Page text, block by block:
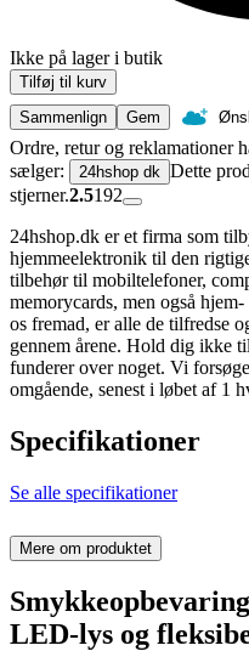
Ikke på lager i butik
Tilføj til kurv
Sammenlign
Gem
Ordre, retur og reklamationer
sælger:
24hshop dk Dette
stjerner.2.5192
24hshop.dk er et firma som
hjemmeelektronik til den
tilbehør til mobiltelefoner,
memorycards, men også
os fremad, er alle de tilfredse
gennem årene. Hold dig ikke
funderer over noget. Vi
omgående, senest i løbet af 1
Specifikationer
Se alle specifikationer
Mere om produktet
LED-lys og